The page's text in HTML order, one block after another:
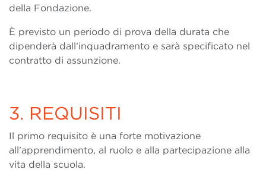
della Fondazione.
È previsto un periodo di prova della durata che
dipenderà dall’inquadramento e sarà specificato nel
contratto di assunzione.
3. REQUISITI
Il primo requisito è una forte motivazione
all’apprendimento, al ruolo e alla partecipazione alla
vita della scuola.